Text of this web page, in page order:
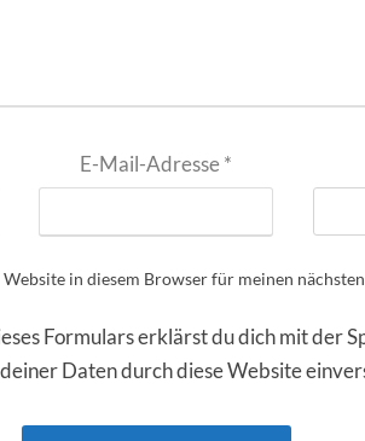
E-Mail-Adresse*
in diesem Browser für meinen
Formulars erklärst du dich mit der
Daten durch diese Website